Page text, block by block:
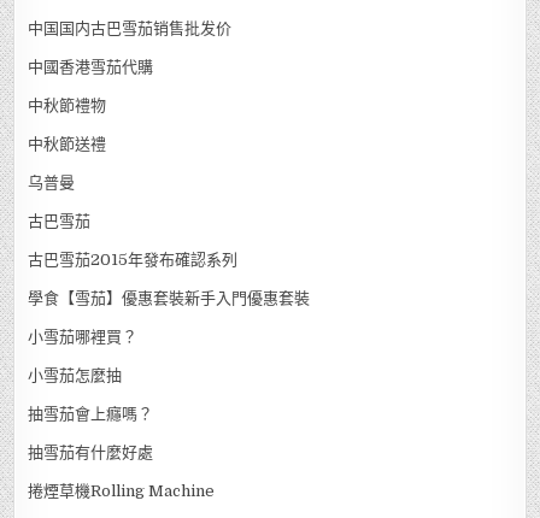
中国国内古巴雪茄销售批发价
中國香港雪茄代購
中秋節禮物
中秋節送禮
乌普曼
古巴雪茄
古巴雪茄2015年發布確認系列
學食【雪茄】優惠套裝新手入門優惠套裝
小雪茄哪裡買？
小雪茄怎麼抽
抽雪茄會上癮嗎？
抽雪茄有什麼好處
捲煙草機Rolling Machine